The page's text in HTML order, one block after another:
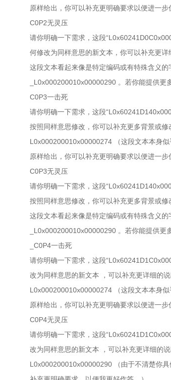
原样给出，你可以补充更明确要求以便进一步
C0P2无灵压
请你明确一下需求，这段
何修改为同样意思的新文本，你可以补充更详
这段文本看起来像是特定编码或有特殊含义
_L0x000200010x00000290 。若你能提供更
C0P3一击死
请你明确一下需求，这段
按照同样意思修改，你可以补充更多背景或修
L0x000200010x00000274 （这段文本本身
原样给出，你可以补充更明确要求以便进一步
C0P3无灵压
请你明确一下需求，这段
按照同样意思修改，你可以补充更多背景或修
这段文本看起来像是特定编码或有特殊含义
_L0x000200010x00000290 。若你能提供更
_C0P4一击死
请你明确一下需求，这段
改为同样意思的新文本 ，可以补充更详细的说
L0x000200010x00000274 （这段文本本身
原样给出，你可以补充更明确要求以便进一步
C0P4无灵压
请你明确一下需求，这段
改为同样意思的新文本 ，可以补充更详细的说
L0x000200010x00000290 （由于不清楚你